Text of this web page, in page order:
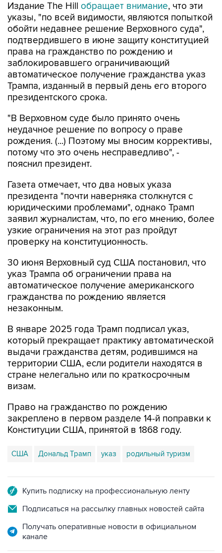
Издание The Hill обращает внимание, что эти
указы, "по всей видимости, являются попыткой
обойти недавнее решение Верховного суда",
подтвердившего в июне защиту конституцией
права на гражданство по рождению и
заблокировавшего ограничивающий
автоматическое получение гражданства указ
Трампа, изданный в первый день его второго
президентского срока.
"В Верховном суде было принято очень
неудачное решение по вопросу о праве
рождения. (...) Поэтому мы вносим коррективы,
потому что это очень несправедливо", -
пояснил президент.
Газета отмечает, что два новых указа
президента "почти наверняка столкнутся с
юридическими проблемами", однако Трамп
заявил журналистам, что, по его мнению, более
узкие ограничения на этот раз пройдут
проверку на конституционность.
30 июня Верховный суд США постановил, что
указ Трампа об ограничении права на
автоматическое получение американского
гражданства по рождению является
незаконным.
В январе 2025 года Трамп подписал указ,
который прекращает практику автоматической
выдачи гражданства детям, родившимся на
территории США, если родители находятся в
стране нелегально или по краткосрочным
визам.
Право на гражданство по рождению
закреплено в первом разделе 14-й поправки к
Конституции США, принятой в 1868 году.
США Дональд Трамп указ родильный туризм
Купить подписку на профессиональную ленту
Подписаться на рассылку главных новостей сайта
Получать оперативные новости в официальном
канале